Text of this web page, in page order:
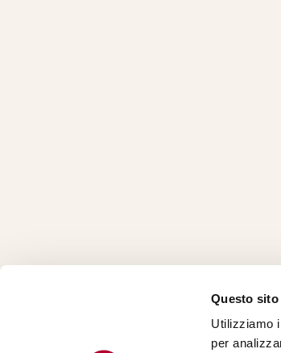
Questo
Utilizziamo
per